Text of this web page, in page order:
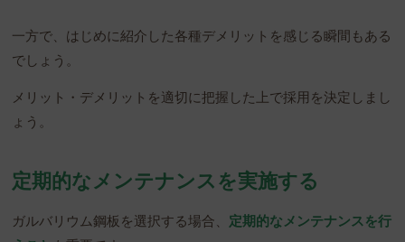
一方で、はじめに紹介した各種デメリットを感じる瞬間もある
でしょう。
メリット・デメリットを適切に把握した上で採用を決定しまし
ょう。
定期的なメンテナンスを実施する
ガルバリウム鋼板を選択する場合、 定期的なメンテナンスを行